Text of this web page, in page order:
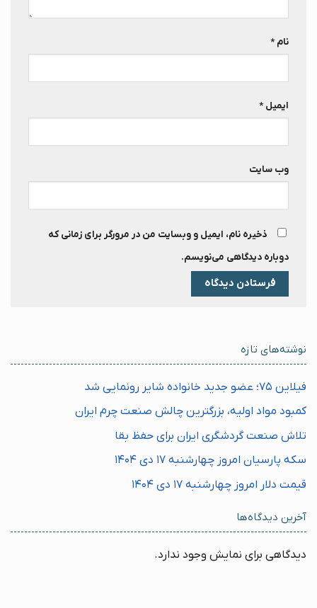
نام*
ایمیل*
وب‌ سایت
ذخیره نام، ایمیل و وبسایت من در مرورگر برای زمانی که
دوباره دیدگاهی می‌نویسم.
نوشته‌های تازه
فیلاین ۷۵؛ عضو جدید خانواده شایر رونمایی شد
کمبود مواد اولیه، بزرگترین چالش صنعت چرم ایران
تلاش صنعت گردشگری ایران برای حفظ بقا
سکه پارسیان امروز چهارشنبه ۱۷ دی ۱۴۰۴
قیمت دلار امروز چهارشنبه ۱۷ دی ۱۴۰۴
آخرین دیدگاه‌ها
دیدگاهی برای نمایش وجود ندارد.